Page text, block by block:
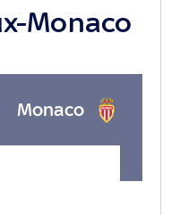
Monaco
Monaco